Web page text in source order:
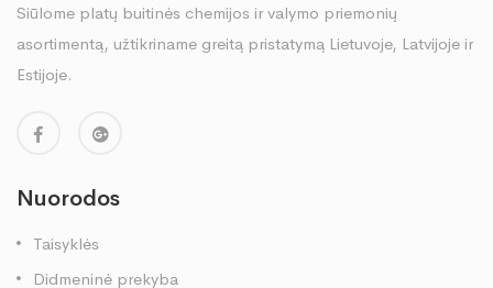
Siūlome platų buitinės chemijos ir valymo priemonių
asortimentą, užtikriname greitą pristatymą Lietuvoje, Latvijoje ir
Estijoje.
Nuorodos
Taisyklės
Didmeninė prekyba